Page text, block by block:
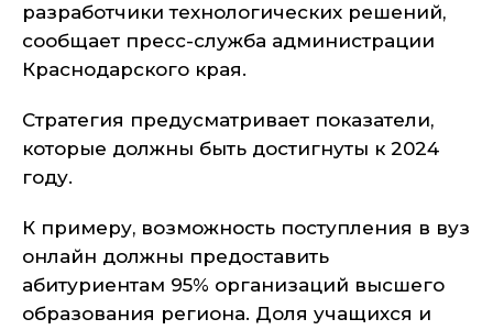
разработчики технологических решений,
сообщает пресс-служба администрации
Краснодарского края.
Стратегия предусматривает показатели,
которые должны быть достигнуты к 2024
году.
К примеру, возможность поступления в вуз
онлайн должны предоставить
абитуриентам 95% организаций высшего
образования региона. Доля учащихся и